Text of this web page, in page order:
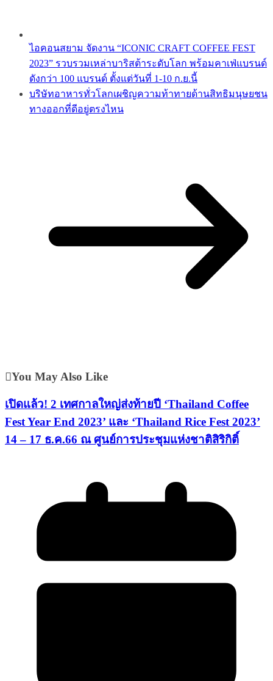
ไอคอนสยาม จัดงาน “ICONIC CRAFT COFFEE FEST
2023” รวบรวมเหล่าบาริสต้าระดับโลก พร้อมคาเฟ่แบรนด์
ดังกว่า 100 แบรนด์ ตั้งแต่วันที่ 1-10 ก.ย.นี้
บริษัทอาหารทั่วโลกเผชิญความท้าทายด้านสิทธิมนุษยชน
ทางออกที่ดีอยู่ตรงไหน
You May Also Like
เปิดแล้ว! 2 เทศกาลใหญ่ส่งท้ายปี ‘Thailand Coffee
Fest Year End 2023’ และ ‘Thailand Rice Fest 2023’
14 – 17 ธ.ค.66 ณ ศูนย์การประชุมแห่งชาติสิริกิติ์